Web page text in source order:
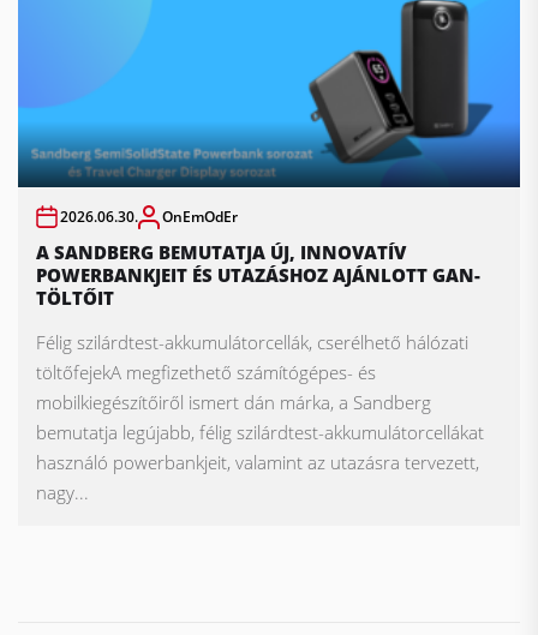
2026.06.30. OnEmOdEr
A SANDBERG BEMUTATJA ÚJ, INNOVATÍV
POWERBANKJEIT ÉS UTAZÁSHOZ AJÁNLOTT GAN-
TÖLTŐIT
Félig szilárdtest-akkumulátorcellák, cserélhető hálózati
töltőfejekA megfizethető számítógépes- és
mobilkiegészítőiről ismert dán márka, a Sandberg
bemutatja legújabb, félig szilárdtest-akkumulátorcellákat
használó powerbankjeit, valamint az utazásra tervezett,
nagy...